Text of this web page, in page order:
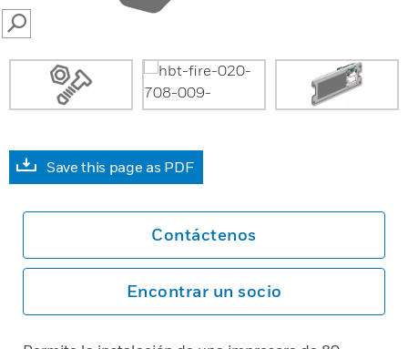
SEARCH
Save this page as PDF
Contáctenos
Encontrar un socio